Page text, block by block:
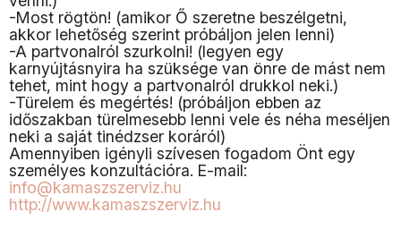
-Most rögtön! (amikor Ő szeretne beszélgetni,
akkor lehetőség szerint próbáljon jelen lenni)
-A partvonalról szurkolni! (legyen egy
karnyújtásnyira ha szüksége van önre de mást nem
tehet, mint hogy a partvonalról drukkol neki.)
-Türelem és megértés! (próbáljon ebben az
időszakban türelmesebb lenni vele és néha meséljen
neki a saját tinédzser koráról)
Amennyiben igényli szívesen fogadom Önt egy
személyes konzultációra. E-mail:
info@kamaszszerviz.hu
http://www.kamaszszerviz.hu